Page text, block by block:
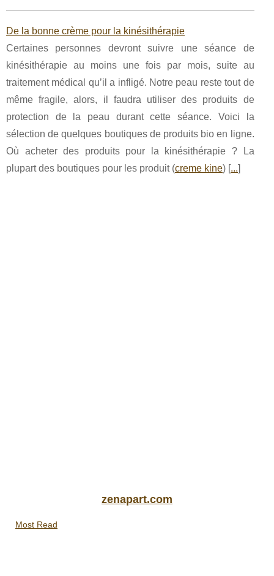
De la bonne crème pour la kinésithérapie
Certaines personnes devront suivre une séance de
kinésithérapie au moins une fois par mois, suite au
traitement médical qu’il a infligé. Notre peau reste tout de
même fragile, alors, il faudra utiliser des produits de
protection de la peau durant cette séance. Voici la
sélection de quelques boutiques de produits bio en ligne.
Où acheter des produits pour la kinésithérapie ? La
plupart des boutiques pour les produit (creme kine) [...]
zenapart.com
Most Read